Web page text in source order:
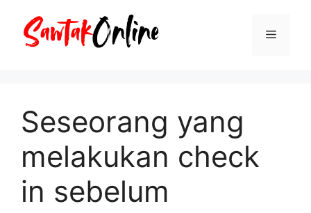
Menu
Seseorang yang
melakukan check
in sebelum